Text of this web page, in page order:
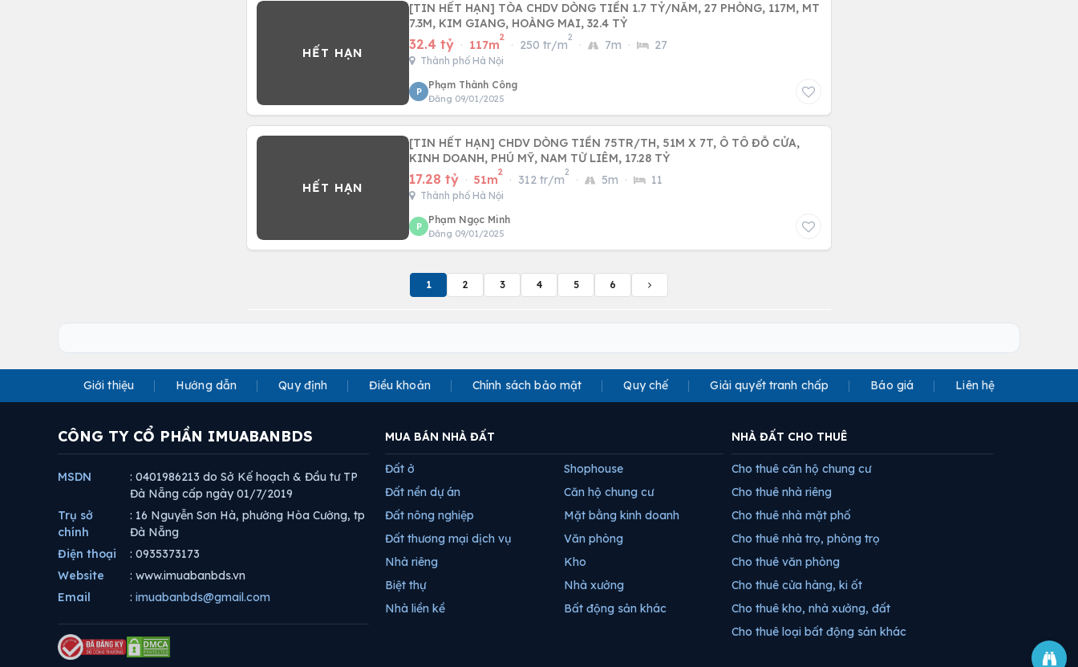
[TIN HẾT HẠN] TÒA CHDV DÒNG TIỀN 1.7 TỶ/NĂM, 27 PHÒNG, 117M, MT
7.3M, KIM GIANG, HOÀNG MAI, 32.4 TỶ
32.4 tỷ · 117m
2
· 250 tr/m
2
· 7m · 27
Thành phố Hà Nội
P
Phạm Thành Công
Đăng 09/01/2025
[TIN HẾT HẠN] CHDV DÒNG TIỀN 75TR/TH, 51M X 7T, Ô TÔ ĐỖ CỬA,
KINH DOANH, PHÚ MỸ, NAM TỪ LIÊM, 17.28 TỶ
17.28 tỷ · 51m
2
· 312 tr/m
2
· 5m · 11
Thành phố Hà Nội
P
Phạm Ngọc Minh
Đăng 09/01/2025
1 2 3 4 5 6
Giới thiệu Hướng dẫn Quy định Điều khoản Chính sách bảo mật Quy chế Giải quyết tranh chấp Báo giá Liên hệ
CÔNG TY CỔ PHẦN IMUABANBDS
MSDN
: 0401986213 do Sở Kế hoạch & Đầu tư TP
Đà Nẵng cấp ngày 01/7/2019
Trụ sở
chính
: 16 Nguyễn Sơn Hà, phường Hòa Cường, tp
Đà Nẵng
Điện thoại
: 0935373173
Website
: www.imuabanbds.vn
Email
: imuabanbds@gmail.com
MUA BÁN NHÀ ĐẤT
Đất ở
Đất nền dự án
Đất nông nghiệp
Đất thương mại dịch vụ
Nhà riêng
Biệt thự
Nhà liền kề
Shophouse
Căn hộ chung cư
Mặt bằng kinh doanh
Văn phòng
Kho
Nhà xưởng
Bất động sản khác
NHÀ ĐẤT CHO THUÊ
Cho thuê căn hộ chung cư
Cho thuê nhà riêng
Cho thuê nhà mặt phố
Cho thuê nhà trọ, phòng trọ
Cho thuê văn phòng
Cho thuê cửa hàng, ki ốt
Cho thuê kho, nhà xưởng, đất
Cho thuê loại bất động sản khác